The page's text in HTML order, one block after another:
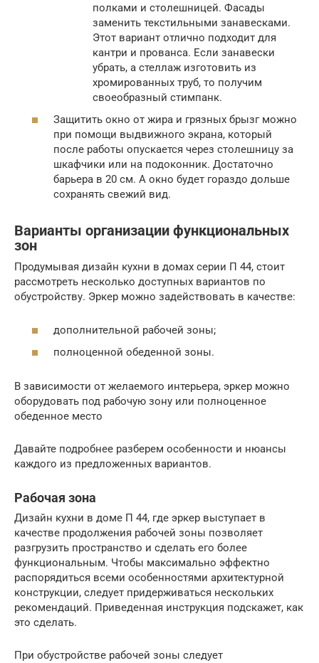
полками и столешницей. Фасады
заменить текстильными занавесками.
Этот вариант отлично подходит для
кантри и прованса. Если занавески
убрать, а стеллаж изготовить из
хромированных труб, то получим
своеобразный стимпанк.
Защитить окно от жира и грязных брызг можно
при помощи выдвижного экрана, который
после работы опускается через столешницу за
шкафчики или на подоконник. Достаточно
барьера в 20 см. А окно будет гораздо дольше
сохранять свежий вид.
Варианты организации функциональных
зон
Продумывая дизайн кухни в домах серии П 44, стоит
рассмотреть несколько доступных вариантов по
обустройству. Эркер можно задействовать в качестве:
дополнительной рабочей зоны;
полноценной обеденной зоны.
В зависимости от желаемого интерьера, эркер можно
оборудовать под рабочую зону или полноценное
обеденное место
Давайте подробнее разберем особенности и нюансы
каждого из предложенных вариантов.
Рабочая зона
Дизайн кухни в доме П 44, где эркер выступает в
качестве продолжения рабочей зоны позволяет
разгрузить пространство и сделать его более
функциональным. Чтобы максимально эффектно
распорядиться всеми особенностями архитектурной
конструкции, следует придерживаться нескольких
рекомендаций. Приведенная инструкция подскажет, как
это сделать.
При обустройстве рабочей зоны следует